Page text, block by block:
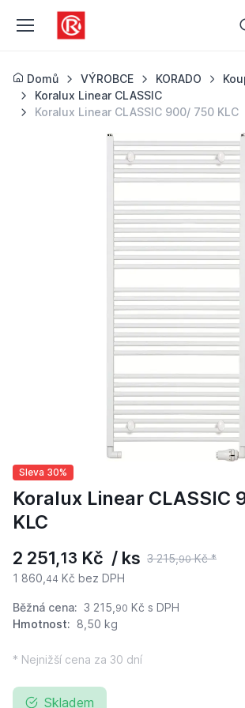
Domů VÝROBCE KORADO
Koralux Linear CLASSIC
Koralux Linear CLASSIC 900/ 750 KLC
Sleva 30%
Koralux Linear CLASSIC
KLC
2 251,13 Kč / ks 3 215,90Kč *
1 860, 44 Kč bez DPH
Běžná cena: 3 215, 90 Kč s DPH
Hmotnost: 8,50 kg
* Nejnižší cena za 30 dní
Skladem